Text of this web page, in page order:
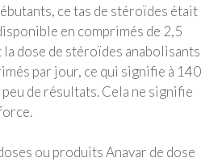
ce tas de stéroïdes était
en comprimés de 2,5
la dose de stéroïdes anabolisants
par jour, ce qui signifie à 140
de résultats. Cela ne signifie
ou produits Anavar de dose